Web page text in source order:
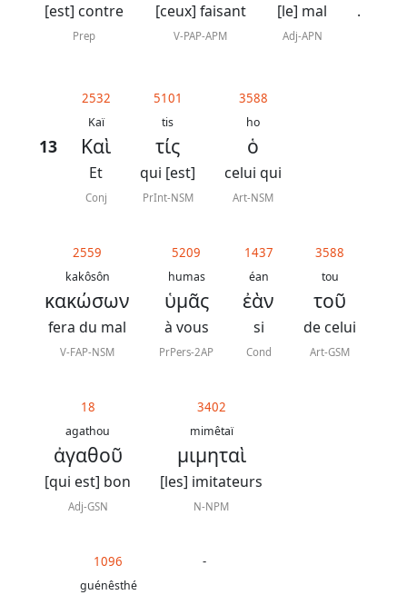
[est] contre
Prep
[ceux] faisant
V-PAP-APM
[le] mal
Adj-APN
.
13
2532
Kaï
Καὶ
Et
Conj
5101
tis
τίς
qui [est]
PrInt-NSM
3588
ho
ὁ
celui qui
Art-NSM
2559
kakôsôn
κακώσων
fera du mal
V-FAP-NSM
5209
humas
ὑμᾶς
à vous
PrPers-2AP
1437
éan
ἐὰν
si
Cond
3588
tou
τοῦ
de celui
Art-GSM
18
agathou
ἀγαθοῦ
[qui est] bon
Adj-GSN
3402
mimêtaï
μιμηταὶ
[les] imitateurs
N-NPM
1096
guénêsthé
-